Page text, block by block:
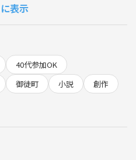
品をシェアする場にしていきたい
表示
40代参加OK
御徒町 小説
創作